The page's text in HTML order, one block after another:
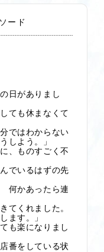
ード
日がありまし
ても休まなくて
ではわからない
しよう。」
、ものすごく不
でいるはずの先
何かあったら連
てくれました。
ます。」
も楽になりまし
番をしている状